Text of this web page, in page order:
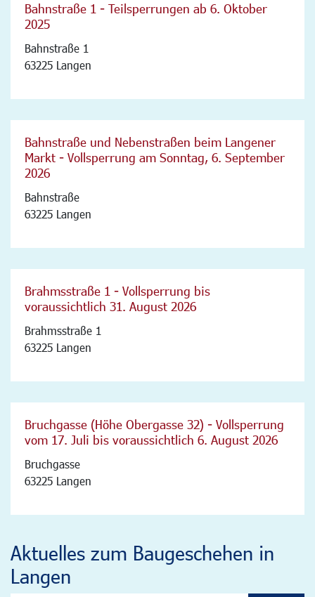
Bahnstraße 1 - Teilsperrungen ab 6. Oktober
2025
Bahnstraße 1
63225 Langen
Bahnstraße und Nebenstraßen beim Langener
Markt - Vollsperrung am Sonntag, 6. September
2026
Bahnstraße
63225 Langen
Brahmsstraße 1 - Vollsperrung bis
voraussichtlich 31. August 2026
Brahmsstraße 1
63225 Langen
Bruchgasse (Höhe Obergasse 32) - Vollsperrung
vom 17. Juli bis voraussichtlich 6. August 2026
Bruchgasse
63225 Langen
Aktuelles zum Baugeschehen in
Langen